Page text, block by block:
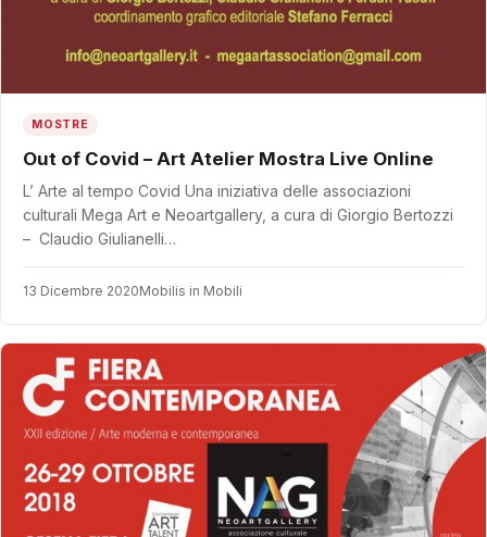
MOSTRE
Out of Covid – Art Atelier Mostra Live Online
L’ Arte al tempo Covid Una iniziativa delle associazioni
culturali Mega Art e Neoartgallery, a cura di Giorgio Bertozzi
– Claudio Giulianelli…
13 Dicembre 2020Mobilis in Mobili